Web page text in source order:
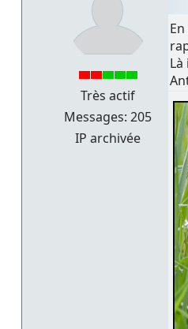
Très actif
Messages: 205
IP archivée